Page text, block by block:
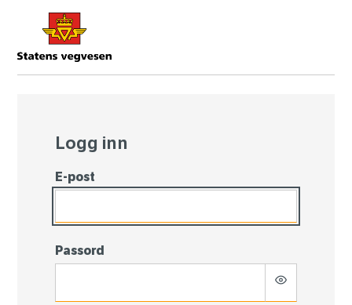
Logg inn
E-post
Passord